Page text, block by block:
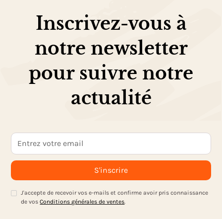
Inscrivez-vous à
notre newsletter
pour suivre notre
actualité
J'accepte de recevoir vos e-mails et confirme avoir pris connaissance
de vosConditions générales de ventes